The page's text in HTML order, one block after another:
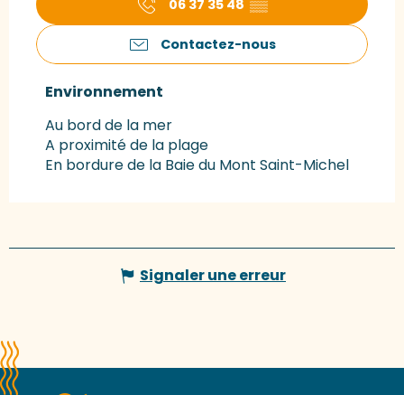
06 37 35 48 ▒▒
Contactez-nous
Environnement
Environnement
Au bord de la mer
A proximité de la plage
En bordure de la Baie du Mont Saint-Michel
Signaler une erreur